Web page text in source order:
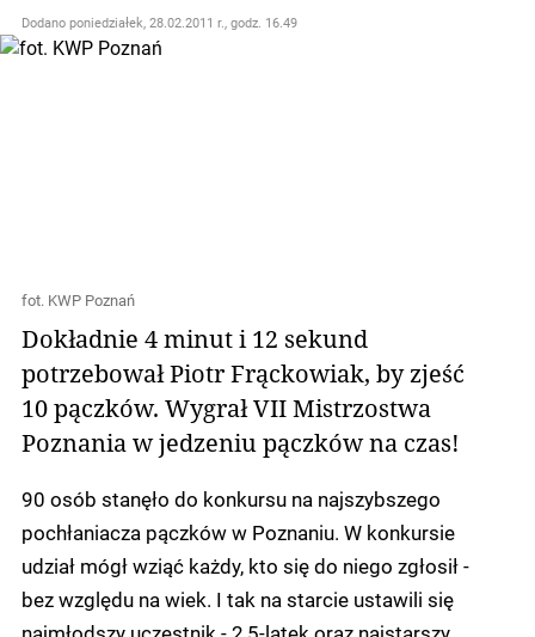
Dodano poniedziałek, 28.02.2011 r., godz. 16.49
fot. KWP Poznań
Dokładnie 4 minut i 12 sekund
potrzebował Piotr Frąckowiak, by zjeść
10 pączków. Wygrał VII Mistrzostwa
Poznania w jedzeniu pączków na czas!
90 osób stanęło do konkursu na najszybszego
pochłaniacza pączków w Poznaniu. W konkursie
udział mógł wziąć każdy, kto się do niego zgłosił -
bez względu na wiek. I tak na starcie ustawili się
najmłodszy uczestnik - 2,5-latek oraz najstarszy